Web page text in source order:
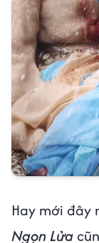
Hay mới đây
Ngọn Lửa